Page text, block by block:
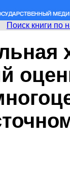
Поиск книги по